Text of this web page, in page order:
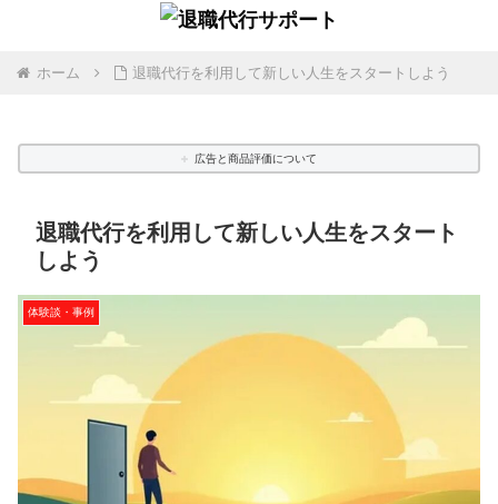
ホーム 退職代行を利用して新しい人生をスタートしよう
広告と商品評価について
退職代行を利用して新しい人生をスタート
しよう
体験談・事例